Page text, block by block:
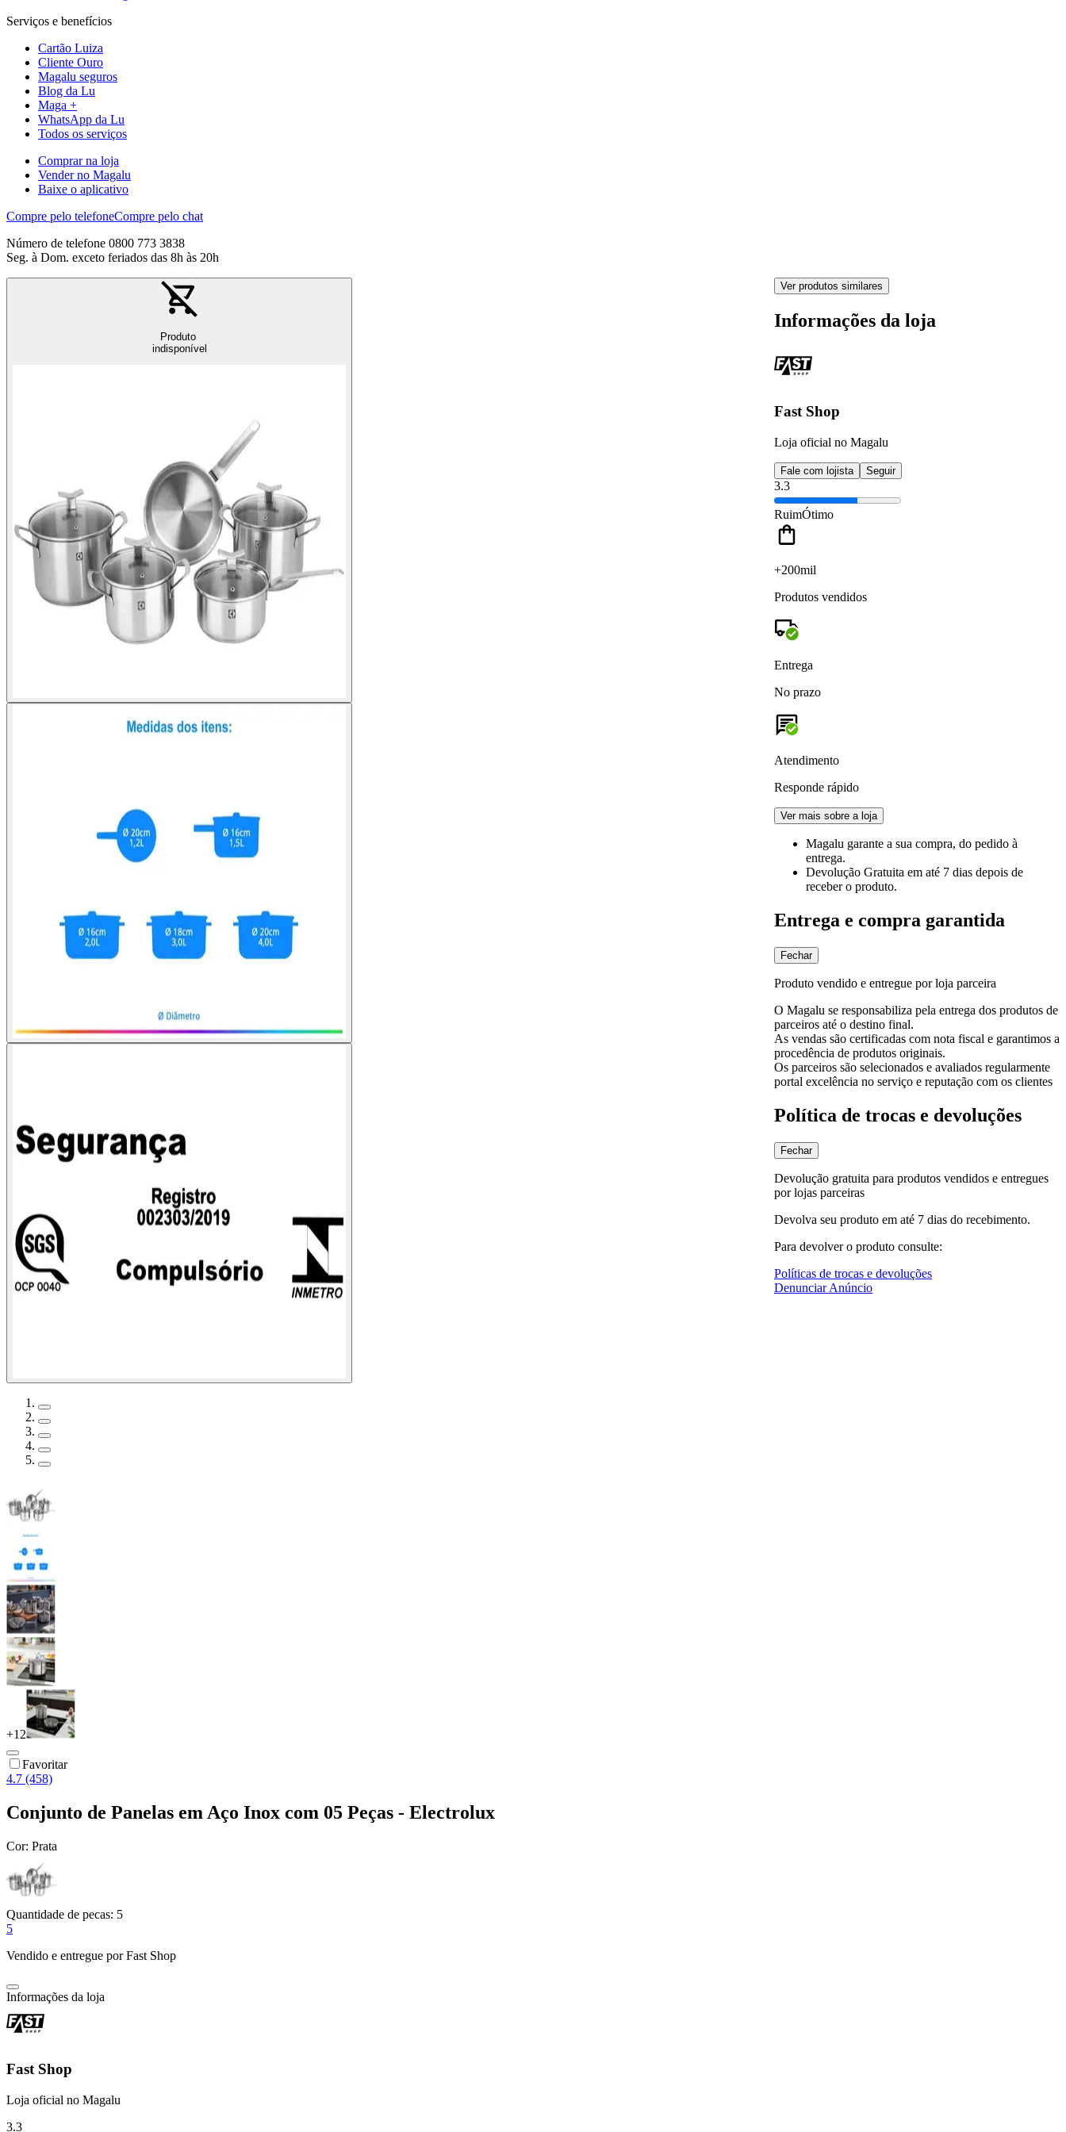
Serviços e benefícios
Cartão Luiza
Cliente Ouro
Magalu seguros
Blog da Lu
Maga +
WhatsApp da Lu
Todos os serviços
Comprar na loja
Vender no Magalu
Baixe o aplicativo
Compre pelo telefoneCompre pelo chat
Número de telefone 0800 773 3838
Seg. à Dom. exceto feriados das 8h às 20h
Produto
indisponível
+12
Favoritar
4.7 (458)
Conjunto de Panelas em Aço Inox com 05 Peças - Electrolux
Cor: Prata
Quantidade de pecas: 5
5
Vendido e entregue por Fast Shop
Informações da loja
Fast Shop
Loja oficial no Magalu
3.3
Ver produtos similares
Informações da loja
Fast Shop
Loja oficial no Magalu
Fale com lojista Seguir
3.3
RuimÓtimo
+200mil
Produtos vendidos
Entrega
No prazo
Atendimento
Responde rápido
Ver mais sobre a loja
Magalu garante a sua compra, do pedido à
entrega.
Devolução Gratuita em até 7 dias depois de
receber o produto.
Entrega e compra garantida
Fechar
Produto vendido e entregue por loja parceira
O Magalu se responsabiliza pela entrega dos produtos de
parceiros até o destino final.
As vendas são certificadas com nota fiscal e garantimos a
procedência de produtos originais.
Os parceiros são selecionados e avaliados regularmente
portal excelência no serviço e reputação com os clientes
Política de trocas e devoluções
Fechar
Devolução gratuita para produtos vendidos e entregues
por lojas parceiras
Devolva seu produto em até 7 dias do recebimento.
Para devolver o produto consulte:
Políticas de trocas e devoluções
Denunciar Anúncio